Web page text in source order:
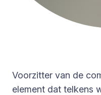
Voorzitter van de
element dat telkens